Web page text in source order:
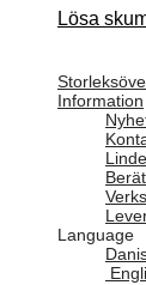
Lösa
Information
Language